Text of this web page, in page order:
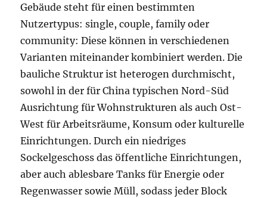
Gebäude steht für einen bestimmten
Nutzertypus: single, couple, family oder
community: Diese können in verschiedenen
Varianten miteinander kombiniert werden. Die
bauliche Struktur ist heterogen durchmischt,
sowohl in der für China typischen Nord-Süd
Ausrichtung für Wohnstrukturen als auch Ost-
West für Arbeitsräume, Konsum oder kulturelle
Einrichtungen. Durch ein niedriges
Sockelgeschoss das öffentliche Einrichtungen,
aber auch ablesbare Tanks für Energie oder
Regenwasser sowie Müll, sodass jeder Block